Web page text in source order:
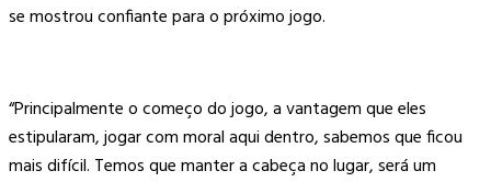
se mostrou confiante para o próximo jogo.
“Principalmente o começo do jogo, a vantagem que eles
estipularam, jogar com moral aqui dentro, sabemos que ficou
mais difícil. Temos que manter a cabeça no lugar, será um